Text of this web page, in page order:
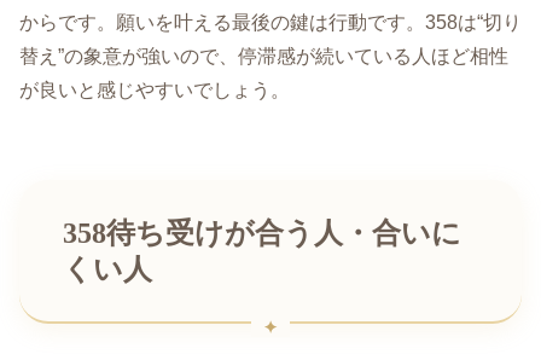
からです。願いを叶える最後の鍵は行動です。358は“切り
替え”の象意が強いので、停滞感が続いている人ほど相性
が良いと感じやすいでしょう。
358待ち受けが合う人・合いに
くい人